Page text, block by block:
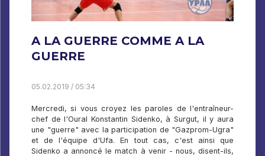
A LA GUERRE COMME A LA
GUERRE
05.02.2019 / 05:34
Mercredi, si vous croyez les paroles de l'entraîneur-
chef de l'Oural Konstantin Sidenko, à Surgut, il y aura
une "guerre" avec la participation de "Gazprom-Ugra"
et de l'équipe d'Ufa. En tout cas, c'est ainsi que
Sidenko a annoncé le match à venir - nous, disent-ils,